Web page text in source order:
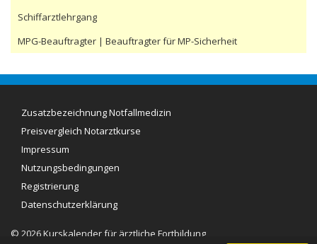
Schiffarztlehrgang
MPG-Beauftragter | Beauftragter für MP-Sicherheit
Zusatzbezeichnung Notfallmedizin
Preisvergleich Notarztkurse
Aktuelle Preise (08/2016):
Notarztkurs Sylt (proMEDITA): 695 Euro
Notarztkurs Rügen (Doktrain): 699 Euro
Notarztkurs Sylt (MDHorizonte): 795 Euro
Notarztkurs Heidelberg: 800 Euro
Notarztkurs Freiburg: 900
Impressum
Nutzungsbedingungen
Registrierung
Datenschutzerklärung
© 2026 Kurskalender für ärztliche Fortbildung